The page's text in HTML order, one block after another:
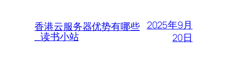
香港云服务器优势有哪些
_读书小站
2025年9月
20日